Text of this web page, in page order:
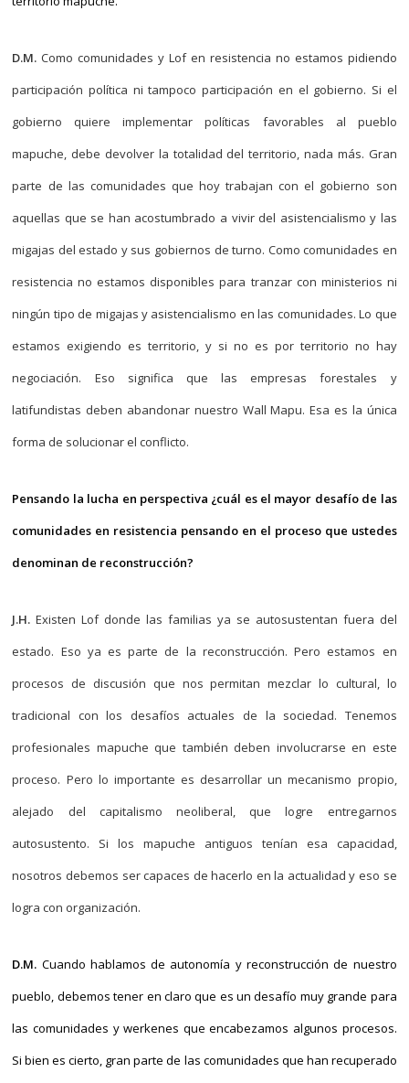
D.M. Como comunidades y Lof en resistencia no estamos pidiendo
participación política ni tampoco participación en el gobierno. Si el
gobierno quiere implementar políticas favorables al pueblo
mapuche, debe devolver la totalidad del territorio, nada más. Gran
parte de las comunidades que hoy trabajan con el gobierno son
aquellas que se han acostumbrado a vivir del asistencialismo y las
migajas del estado y sus gobiernos de turno. Como comunidades en
resistencia no estamos disponibles para tranzar con ministerios ni
ningún tipo de migajas y asistencialismo en las comunidades. Lo que
estamos exigiendo es territorio, y si no es por territorio no hay
negociación. Eso significa que las empresas forestales y
latifundistas deben abandonar nuestro Wall Mapu. Esa es la única
forma de solucionar el conflicto.
Pensando la lucha en perspectiva ¿cuál es el mayor desafío de las
comunidades en resistencia pensando en el proceso que ustedes
denominan de reconstrucción?
J.H. Existen Lof donde las familias ya se autosustentan fuera del
estado. Eso ya es parte de la reconstrucción. Pero estamos en
procesos de discusión que nos permitan mezclar lo cultural, lo
tradicional con los desafíos actuales de la sociedad. Tenemos
profesionales mapuche que también deben involucrarse en este
proceso. Pero lo importante es desarrollar un mecanismo propio,
alejado del capitalismo neoliberal, que logre entregarnos
autosustento. Si los mapuche antiguos tenían esa capacidad,
nosotros debemos ser capaces de hacerlo en la actualidad y eso se
logra con organización.
D.M. Cuando hablamos de autonomía y reconstrucción de nuestro
pueblo, debemos tener en claro que es un desafío muy grande para
las comunidades y werkenes que encabezamos algunos procesos.
Si bien es cierto, gran parte de las comunidades que han recuperado